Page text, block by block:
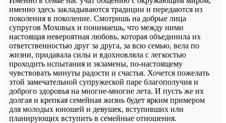
именно здесь закладываются традиции и передаются из
поколения в поколение. Смотришь на добрые лица
супругов Моховых и понимаешь, что между ними
настоящая невероятная любовь, которая объединила их
ответственностью друг за друга, за всю семью, вела по
жизни, придавала силы и вдохновляла с легкостью
проходить испытания и экзамены, по-настоящему
чувствовать минуты радости и счастья. Хочется пожелать
этой замечательной супружеской паре благополучия и
доброго здоровья на многие-многие лета. И пусть же их
долгая и крепкая семейная жизнь будет ярким примером
для молодых юношей и девушек, вступивших или
планирующих вступить в семейные отношения.